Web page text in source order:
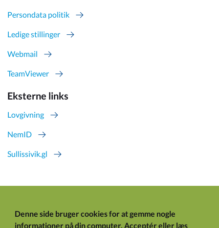
Persondata politik
Ledige stillinger
Webmail
TeamViewer
Eksterne links
Lovgivning
NemID
Sullissivik.gl
Denne side bruger cookies for at gemme nogle
informationer på din computer. Acceptéreller læs